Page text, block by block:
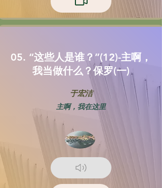
05. “这些人是谁？”(12)-主啊，
我当做什么？保罗(一)
于宏洁
主啊，我在这里